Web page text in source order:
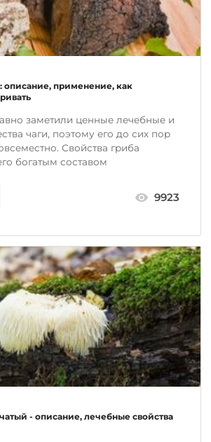
описание, применение, как
заметили ценные лечебные и
чаги, поэтому его до сих пор
Свойства гриба
богатым составом
9923
- описание, лечебные свойства